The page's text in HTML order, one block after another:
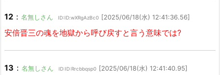
12 ： 名無しさん ID:ID:wXRgAzBc0 [2025/06/18(水) 12:41:36.56]
安倍晋三の魂を地獄から呼び戻すと言う意味では?
13 ： 名無しさん ID:ID:Rrcbbqsp0 [2025/06/18(水) 12:41:40.95]